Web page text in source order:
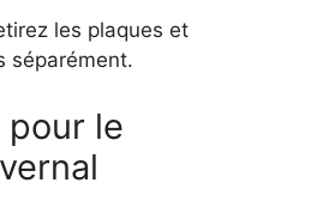
les plaques et
séparément.
pour le